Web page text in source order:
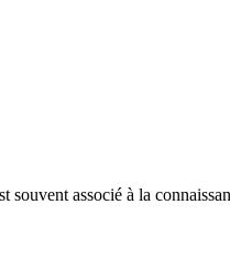
associé à la